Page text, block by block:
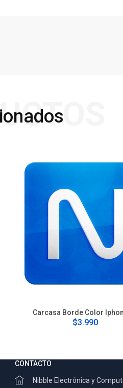
Carcasa Borde Color
$3.990
CONTACTO
Nibble Electrónica y